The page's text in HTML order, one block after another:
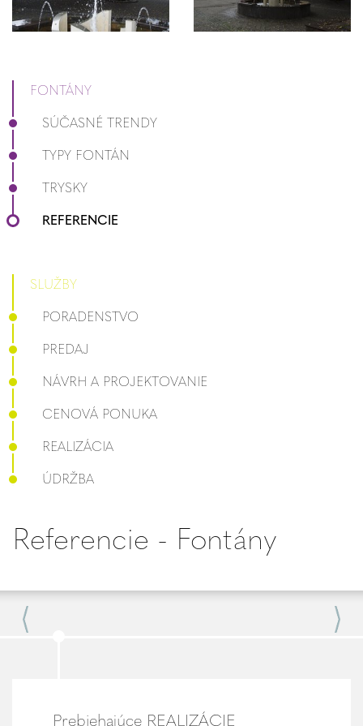
FONTÁNY
SÚČASNÉ TRENDY
TYPY FONTÁN
TRYSKY
REFERENCIE
SLUŽBY
PORADENSTVO
PREDAJ
NÁVRH A PROJEKTOVANIE
CENOVÁ PONUKA
REALIZÁCIA
ÚDRŽBA
Referencie - Fontány
Prebiehajúce REALIZÁCIE